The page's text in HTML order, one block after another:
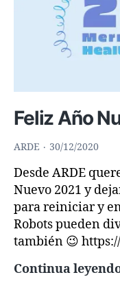
Feliz Año
ARDE 30/12/2020
Desde ARDE
Nuevo 2021 y
para reiniciar y
Robots pueden
también 😉
Continua